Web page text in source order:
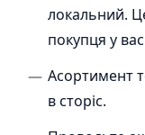
локальний.
покупця у
Асортимент
в сторіс.